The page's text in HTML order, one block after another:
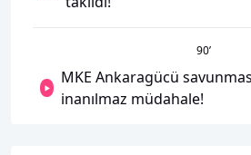
90’
MKE Ankaragücü
inanılmaz müdahale!